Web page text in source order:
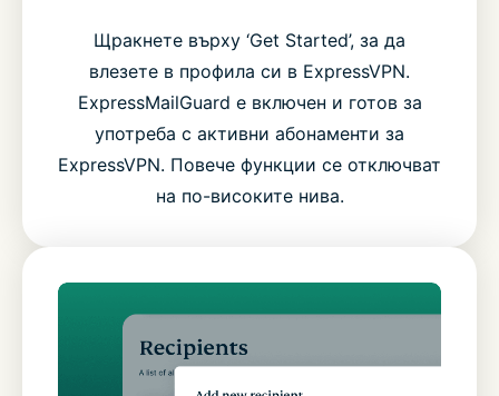
Щракнете върху ‘Get Started’, за да
влезете в профила си в ExpressVPN.
ExpressMailGuard е включен и готов за
употреба с активни абонаменти за
ExpressVPN. Повече функции се отключват
на по-високите нива.